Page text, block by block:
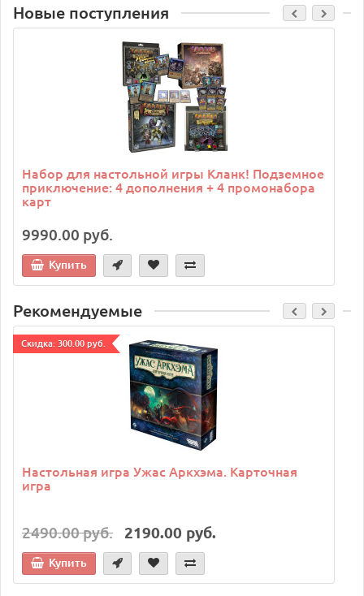
Новые поступления
Набор для настольной игры Кланк! Подземное
приключение: 4 дополнения + 4 промонабора
карт
9990.00 руб.
Купить
Рекомендуемые
Cкидка: 300.00 руб.
Настольная игра Ужас Аркхэма. Карточная
игра
2490.00 руб. 2190.00 руб.
Купить